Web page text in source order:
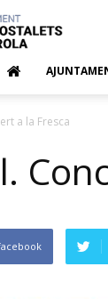
a la Fresca